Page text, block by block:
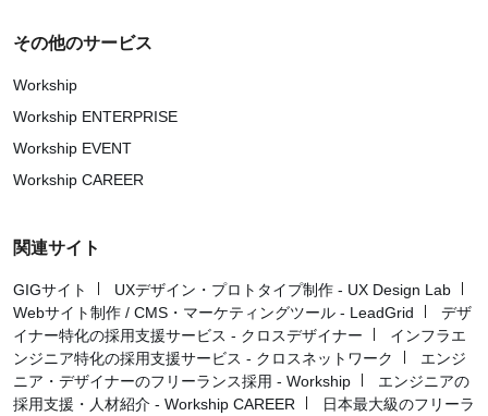
その他のサービス
Workship
Workship ENTERPRISE
Workship EVENT
Workship CAREER
関連サイト
GIGサイト
UXデザイン・プロトタイプ制作 - UX Design Lab
Webサイト制作 / CMS・マーケティングツール - LeadGrid
デザ
イナー特化の採用支援サービス - クロスデザイナー
インフラエ
ンジニア特化の採用支援サービス - クロスネットワーク
エンジ
ニア・デザイナーのフリーランス採用 - Workship
エンジニアの
採用支援・人材紹介 - Workship CAREER
日本最大級のフリーラ